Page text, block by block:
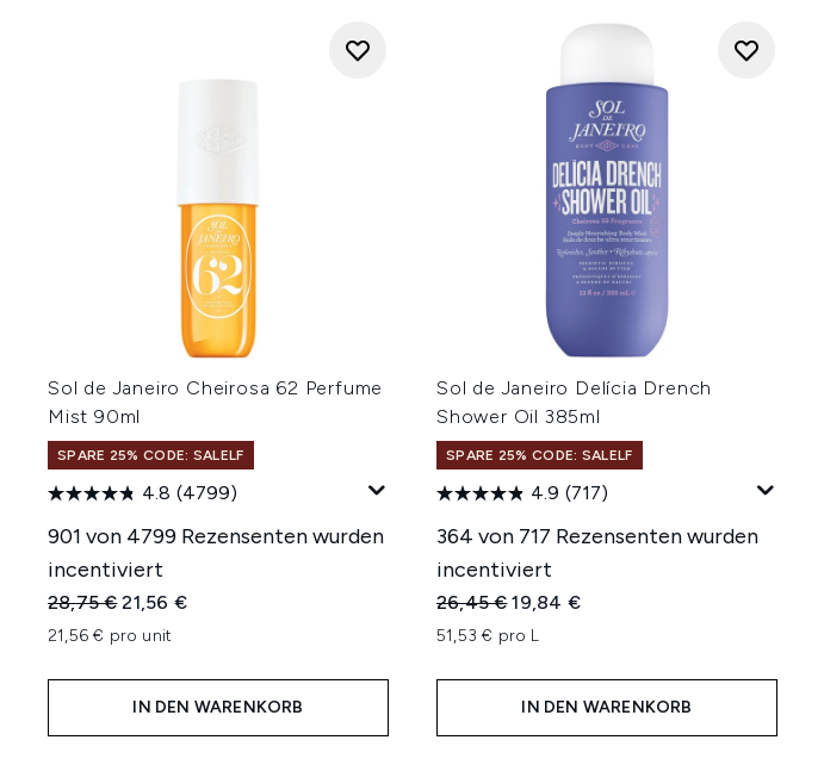
Sol de Janeiro Cheirosa 62 Perfume
Mist 90ml
SPARE 25% CODE: SALELF
4.8 (4799)
901 von 4799 Rezensenten wurden
incentiviert
Unverbindliche Preisempfehlung:
28,75 €Aktueller Preis:
21,56 €
21,56 € pro unit
IN DEN WARENKORB
Sol de Janeiro Delícia Drench
Shower Oil 385ml
SPARE 25% CODE: SALELF
4.9 (717)
364 von 717 Rezensenten wurden
incentiviert
Unverbindliche Preisempfehlung:
26,45 €Aktueller Preis:
19,84 €
51,53 € pro L
IN DEN WARENKORB